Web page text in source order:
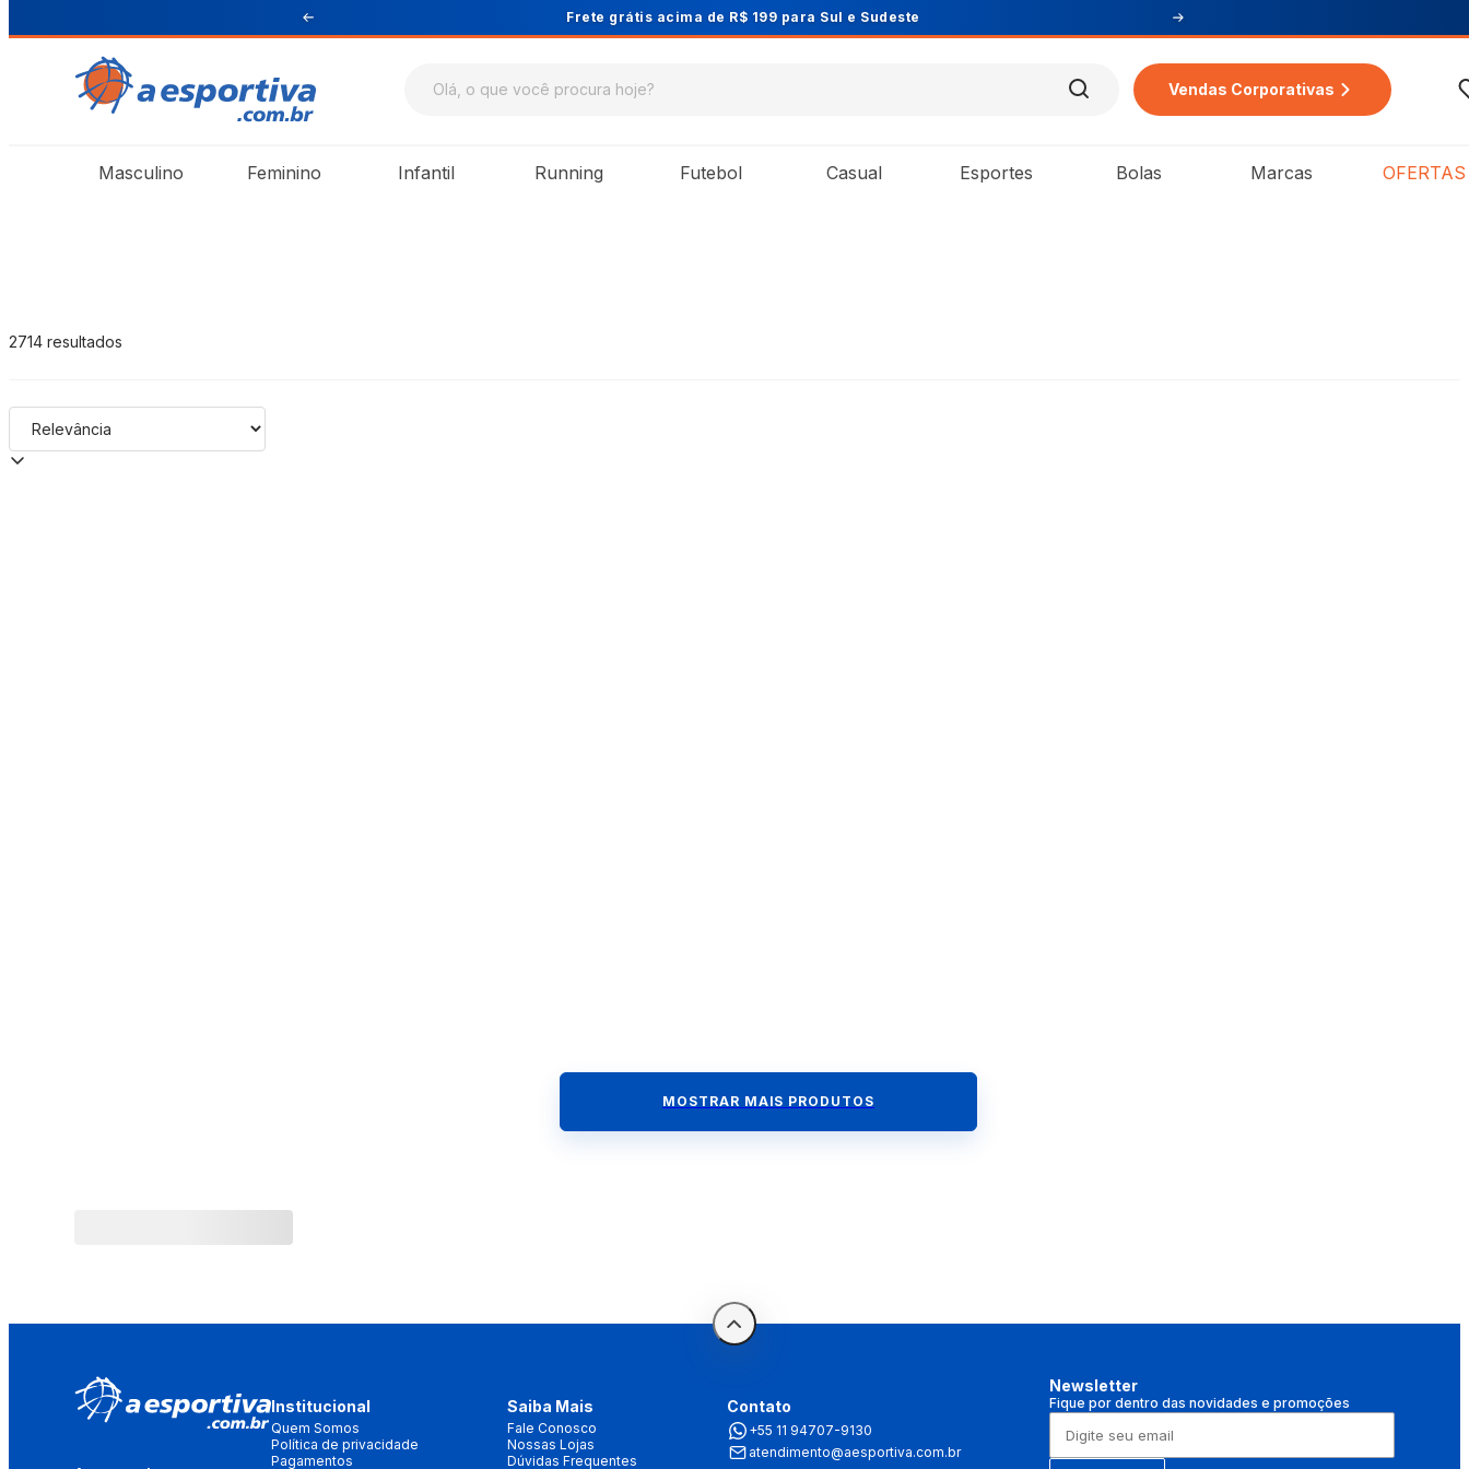
Cupom PRIMEIRA10 para 10% OFF na 1ª compra
Vendas Corporativas
Masculino Feminino Infantil Running Futebol Casual Esportes Bolas Marcas OFERTAS
2714 resultados
MOSTRAR MAIS PRODUTOS
Institucional
Quem Somos
Política de privacidade
Pagamentos
Saiba Mais
Fale Conosco
Nossas Lojas
Dúvidas Frequentes
Contato
+55 11 94707-9130
atendimento@aesportiva.com.br
Newsletter
Fique por dentro das novidades e promoções